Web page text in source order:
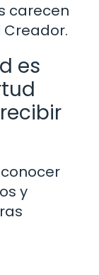
carecen
es
y